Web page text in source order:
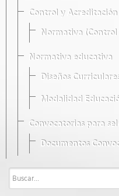
Control y
Normativa
Normativa educativa
Diseños
Modalidad
Convocatorias para
Documentos